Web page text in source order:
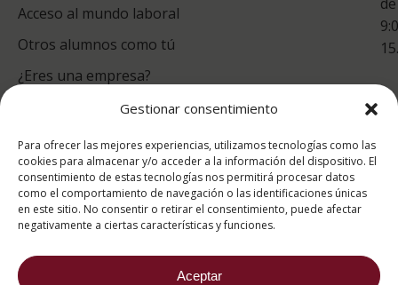
Gestionar consentimiento
Para ofrecer las mejores experiencias, utilizamos tecnologías como las
cookies para almacenar y/o acceder a la información del dispositivo. El
consentimiento de estas tecnologías nos permitirá procesar datos
como el comportamiento de navegación o las identificaciones únicas
en este sitio. No consentir o retirar el consentimiento, puede afectar
negativamente a ciertas características y funciones.
Aceptar
Acceso al mundo laboral
Otros alumnos como tú
¿Eres una empresa?
puntuación para ESAH
9.4/10
basado en1331
Valoraciones soportado por
eKomi